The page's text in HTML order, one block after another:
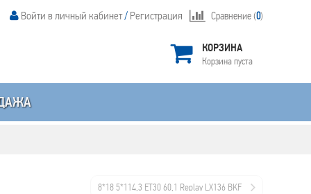
Сравнение (0)
Войти в личный кабинет/ Регистрация
КОРЗИНА
Корзина пуста
8*18 5*114,3 ET30 60,1 Replay LX136 BKF